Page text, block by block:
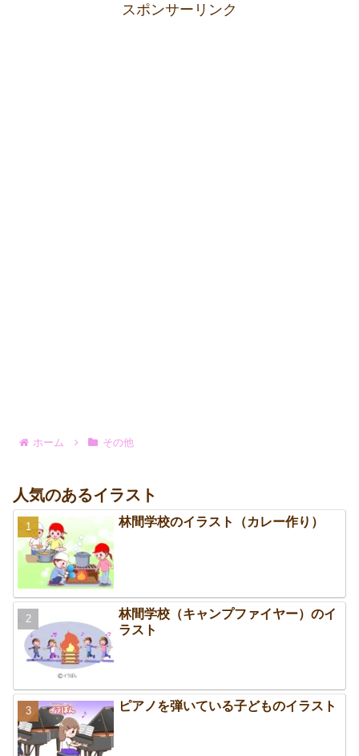
スポンサーリンク
ホーム その他
人気のあるイラスト
林間学校のイラスト（カレー作り）
林間学校（キャンプファイヤー）のイ
ラスト
ピアノを弾いている子どものイラスト